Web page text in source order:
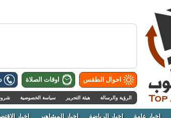
احوال الطقس اوقات الصلاة
الرؤية والرسالة هيئة التحرير سياسة الخصوصية
اخبار عامة اخبار الرياضة اخبار المشاهير اخبار